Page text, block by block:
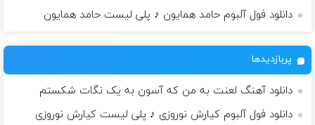
دانلود فول آلبوم حامد همایون ♪ پلی لیست حامد همایون
پربازدیدها
دانلود آهنگ لعنت به من که آسون به یک نگات شکستم
دانلود فول آلبوم کیارش نوروزی ♪ پلی لیست کیارش نوروزی